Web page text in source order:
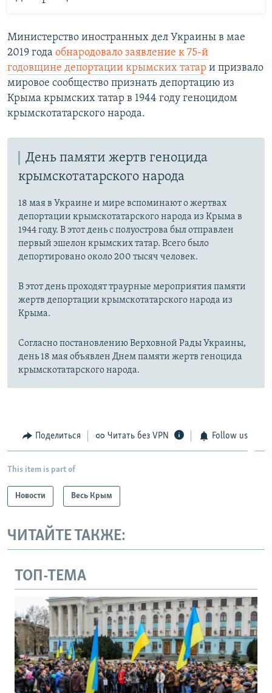
Министерство иностранных дел Украины в мае
2019 года обнародовало заявление к 75-й
годовщине депортации крымских татар и призвало
мировое сообщество признать депортацию из
Крыма крымских татар в 1944 году геноцидом
крымскотатарского народа.
День памяти жертв геноцида
крымскотатарского народа
18 мая в Украине и мире вспоминают о жертвах
депортации крымскотатарского народа из Крыма в
1944 году. В этот день с полуострова был отправлен
первый эшелон крымских татар. Всего было
депортировано около 200 тысяч человек.
В этот день проходят траурные мероприятия памяти
жертв депортации крымскотатарского народа из
Крыма.
Согласно постановлению Верховной Рады Украины,
день 18 мая объявлен Днем памяти жертв геноцида
крымскотатарского народа.
Поделиться Читать без VPN Follow us
This item is part of
Новости Весь Крым
ЧИТАЙТЕ ТАКЖЕ:
ТОП-ТЕМА